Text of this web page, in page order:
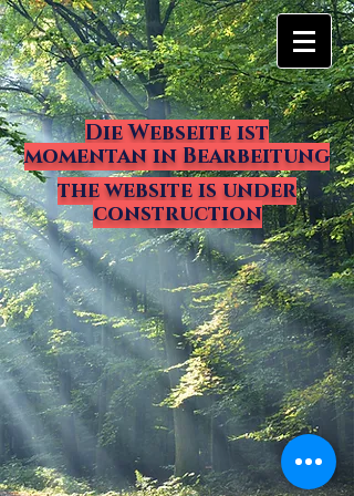
Die Webseite ist
momentan in Bearbeitung
the website is under
construction